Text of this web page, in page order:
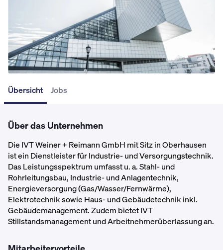
Übersicht Jobs
Über das Unternehmen
Die IVT Weiner + Reimann GmbH mit Sitz in Oberhausen
ist ein Dienstleister für Industrie- und Versorgungstechnik.
Das Leistungsspektrum umfasst u. a. Stahl- und
Rohrleitungsbau, Industrie- und Anlagentechnik,
Energieversorgung (Gas/Wasser/Fernwärme),
Elektrotechnik sowie Haus- und Gebäudetechnik inkl.
Gebäudemanagement. Zudem bietet IVT
Stillstandsmanagement und Arbeitnehmerüberlassung an.